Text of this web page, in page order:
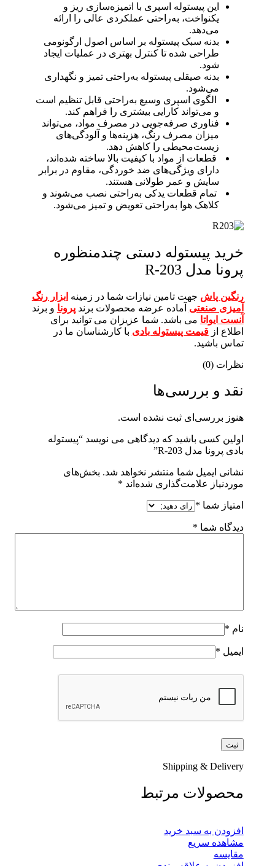
این پیستوله اسپری با اتمیزه‌سازی ریز و
یکنواخت، به‌راحتی عملکردی عالی را ارائه
می‌دهد.
بدنه سبک پیستوله بر اساس اصول ارگونومی
طراحی شده تا کنترل بهتری در عملیات ایجاد
شود.
بدنه صیقلی پیستوله به‌راحتی تمیز و نگهداری
می‌شود.
الگوی اسپری وسیع به‌راحتی قابل تنظیم است
و می‌تواند کارایی بیشتری را فراهم کند.
فناوری صرفه‌جویی در مصرف مواد، می‌تواند
میزان مصرف رنگ، هزینه‌ها و آلودگی‌های
زیست‌محیطی را کاهش دهد.
قطعات از مواد با کیفیت بالا ساخته شده‌اند،
دارای ویژگی‌های ضد خوردگی، مقاوم در برابر
سایش و عمر طولانی هستند.
تمام قطعات یدکی به‌راحتی نصب می‌شوند و
کلاهک هوا به‌راحتی تعویض و تمیز می‌شود.
خرید پیستوله دستی چندمنظوره
پرونا مدل R-203
رنگین پاش جهت تامین نیازات شما در زمینه ابزار رنگ
آمیزی صنعتی آماده عرضه محصولات برندپرونا و برند
آنست ایواتا می باشد. شما عزیزان می توانید برای
اطلاع ازقیمت پیستوله بادی با کارشناسان ما در
تماس باشید.
نظرات (0)
نقد و بررسی‌ها
هنوز بررسی‌ای ثبت نشده است.
اولین کسی باشید که دیدگاهی می نویسد “پیستوله
بادی پرونا مدل R-203”
نشانی ایمیل شما منتشر نخواهد شد. بخش‌های
موردنیاز علامت‌گذاری شده‌اند *
امتیاز شما *
دیدگاه شما *
نام *
ایمیل *
Shipping & Delivery
محصولات مرتبط
افزودن به سبد خرید
مشاهده سریع
مقایسه